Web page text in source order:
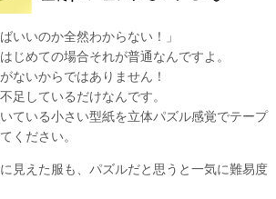
いいのか全然わからない！」
めての場合それが普通なんですよ。
ないからではありません！
足しているだけなんです。
ている小さい型紙を立体パズル感覚でテープ
ください。
見えた服も、パズルだと思うと一気に難易度